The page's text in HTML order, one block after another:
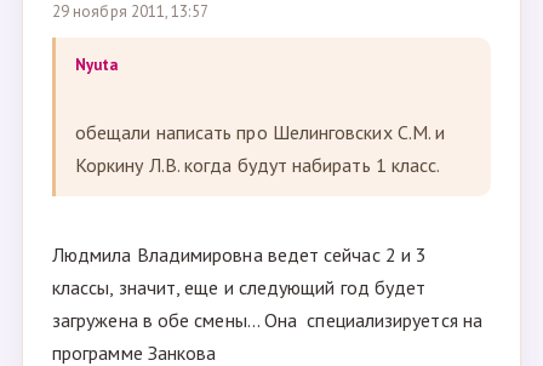
29 ноября 2011, 13:57
Nyuta
обещали написать про Шелинговских С.М. и
Коркину Л.В. когда будут набирать 1 класс.
Людмила Владимировна ведет сейчас 2 и 3
классы, значит, еще и следующий год будет
загружена в обе смены... Она специализируется на
программе Занкова